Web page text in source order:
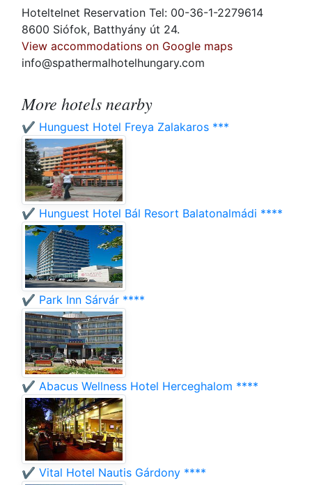
Hoteltelnet Reservation Tel: 00-36-1-2279614
8600 Siófok, Batthyány út 24.
View accommodations on Google maps
info@spathermalhotelhungary.com
More hotels nearby
✔️ Hunguest Hotel Freya Zalakaros ***
✔️ Hunguest Hotel Bál Resort Balatonalmádi ****
✔️ Park Inn Sárvár ****
✔️ Abacus Wellness Hotel Herceghalom ****
✔️ Vital Hotel Nautis Gárdony ****